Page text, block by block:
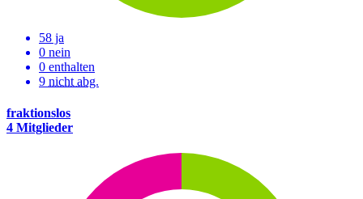
58 ja
0 nein
0 enthalten
9 nicht abg.
fraktionslos
4 Mitglieder